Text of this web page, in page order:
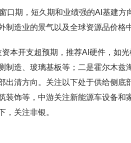
期，短久期和业绩强的AI基建方
造业的景气以及全球资源品价格
本开支超预期，推荐AI硬件，如
制造、玻璃基板等；二是霍尔木兹
出清方向。关注以下处于供给侧底
装饰等，中游关注新能源车设备和
，关注非银。